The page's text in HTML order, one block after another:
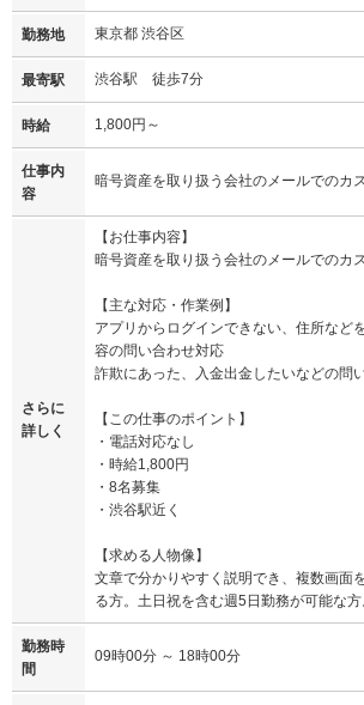
勤務地 東京都 渋谷区
最寄駅 渋谷駅 徒歩7分
時給 1,800円～
仕事内
容
暗号資産を取り扱う会社のメールでのカ
さらに
詳しく
【お仕事内容】
暗号資産を取り扱う会社のメールでのカ
【主な対応・作業例】
アプリからログインできない、住所など
容の問い合わせ対応
詐欺にあった、入金出金したいなどの問
【この仕事のポイント】
・電話対応なし
・時給1,800円
・8名募集
・渋谷駅近く
【求める人物像】
文章で分かりやすく説明でき、複数画面
る方。土日祝を含む週5日勤務が可能な方
勤務時
間
09時00分 ～ 18時00分